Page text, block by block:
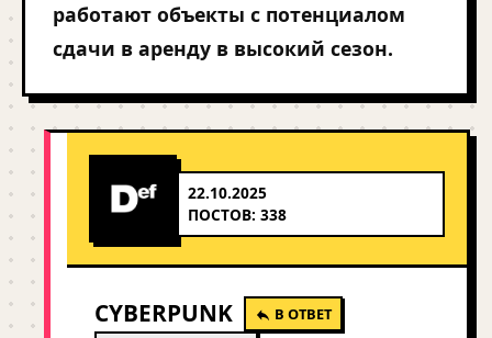
работают объекты с потенциалом
сдачи в аренду в высокий сезон.
22.10.2025
ПОСТОВ: 338
CYBERPUNK В ОТВЕТ